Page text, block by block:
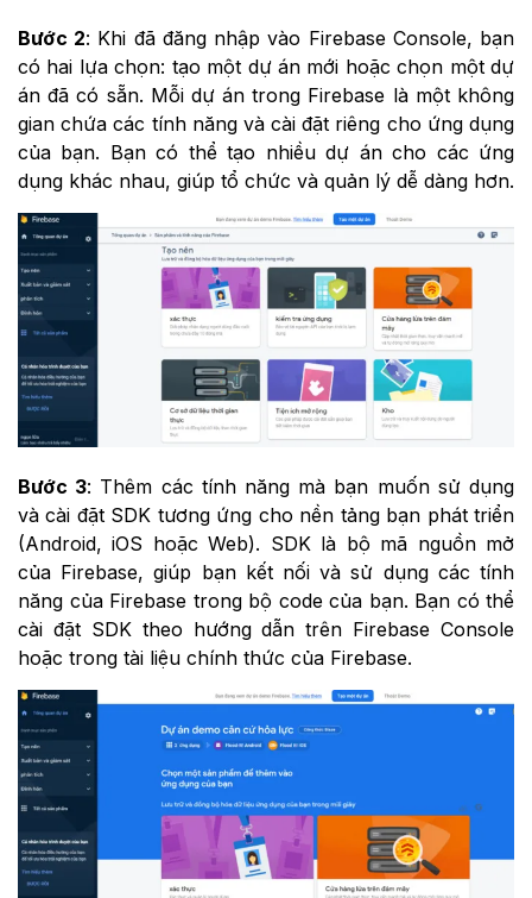
Bước 2: Khi đã đăng nhập vào Firebase Console, bạn
có hai lựa chọn: tạo một dự án mới hoặc chọn một dự
án đã có sẵn. Mỗi dự án trong Firebase là một không
gian chứa các tính năng và cài đặt riêng cho ứng dụng
của bạn. Bạn có thể tạo nhiều dự án cho các ứng
dụng khác nhau, giúp tổ chức và quản lý dễ dàng hơn.
Bước 3: Thêm các tính năng mà bạn muốn sử dụng
và cài đặt SDK tương ứng cho nền tảng bạn phát triển
(Android, iOS hoặc Web). SDK là bộ mã nguồn mở
của Firebase, giúp bạn kết nối và sử dụng các tính
năng của Firebase trong bộ code của bạn. Bạn có thể
cài đặt SDK theo hướng dẫn trên Firebase Console
hoặc trong tài liệu chính thức của Firebase.